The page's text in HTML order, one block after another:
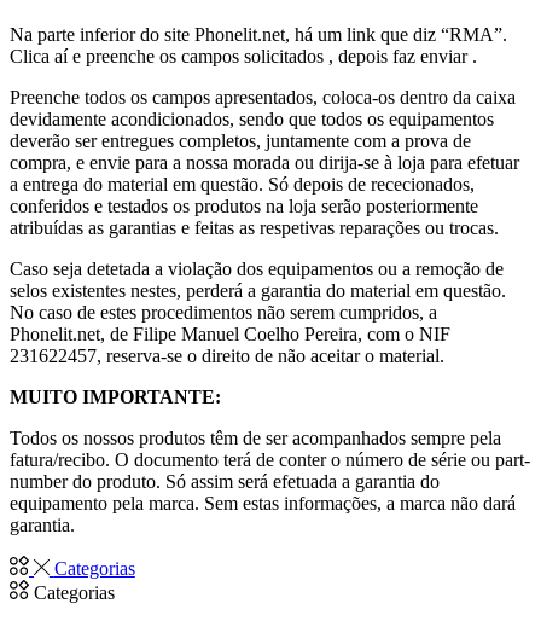
Na parte inferior do site Phonelit.net, há um link que diz “RMA”.
Clica aí e preenche os campos solicitados , depois faz enviar .
Preenche todos os campos apresentados, coloca-os dentro da caixa
devidamente acondicionados, sendo que todos os equipamentos
deverão ser entregues completos, juntamente com a prova de
compra, e envie para a nossa morada ou dirija-se à loja para efetuar
a entrega do material em questão. Só depois de rececionados,
conferidos e testados os produtos na loja serão posteriormente
atribuídas as garantias e feitas as respetivas reparações ou trocas.
Caso seja detetada a violação dos equipamentos ou a remoção de
selos existentes nestes, perderá a garantia do material em questão.
No caso de estes procedimentos não serem cumpridos, a
Phonelit.net, de Filipe Manuel Coelho Pereira, com o NIF
231622457, reserva-se o direito de não aceitar o material.
MUITO IMPORTANTE:
Todos os nossos produtos têm de ser acompanhados sempre pela
fatura/recibo. O documento terá de conter o número de série ou part-
number do produto. Só assim será efetuada a garantia do
equipamento pela marca. Sem estas informações, a marca não dará
garantia.
Categorias
Categorias